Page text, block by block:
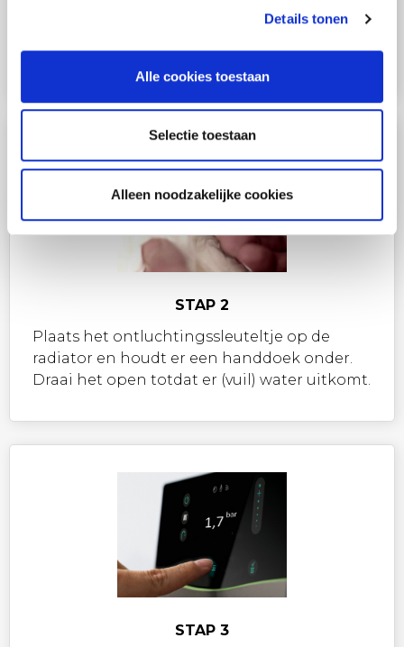
Details tonen
Alle cookies toestaan
Selectie toestaan
Alleen noodzakelijke cookies
of worden radiatoren niet goed warm?
installatie.
STAP 2
Plaats het ontluchtingssleuteltje op de
radiator en houdt er een handdoek onder.
Draai het open totdat er (vuil) water uitkomt.
STAP 3